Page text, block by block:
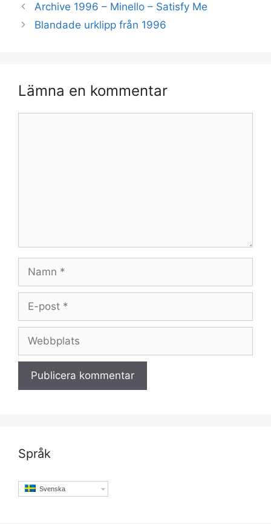
Archive 1996 – Minello – Satisfy Me
Blandade urklipp från 1996
Lämna en kommentar
Namn
Webbplats
Språk
Svenska